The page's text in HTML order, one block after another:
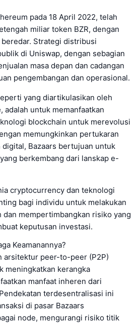
pada 18 April 2022, telah
miliar token BZR, dengan
Strategi distribusi
di Uniswap, dengan sebagian
masa depan dan cadangan
pengembangan dan operasional.
yang diartikulasikan oleh
adalah untuk memanfaatkan
blockchain untuk merevolusi
memungkinkan pertukaran
Bazaars bertujuan untuk
berkembang dari lanskap e-
cryptocurrency dan teknologi
bagi individu untuk melakukan
mempertimbangkan risiko yang
keputusan investasi.
Keamanannya?
arsitektur peer-to-peer (P2P)
meningkatkan kerangka
manfaat inheren dari
terdesentralisasi ini
di pasar Bazaars
node, mengurangi risiko titik